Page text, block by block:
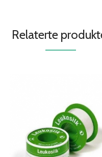
Relaterte